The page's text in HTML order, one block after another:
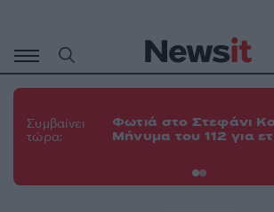
περιεχόμενο
Συμβαίνει
τώρα:
Φωτιά στο Στεφάνι
Μήνυμα του 112 για